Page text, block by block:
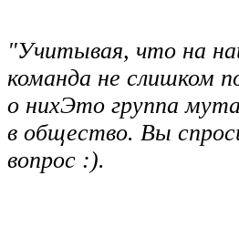
"Учитывая, что на
команда не слишком
о нихЭто группа
в общество. Вы
вопрос :).